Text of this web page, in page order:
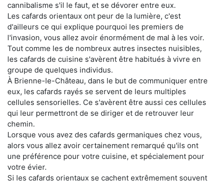
cannibalisme s'il le faut, et se dévorer entre eux.
Les cafards orientaux ont peur de la lumière, c'est
d'ailleurs ce qui explique pourquoi les premiers de
l'invasion, vous allez avoir énormément de mal à les voir.
Tout comme les de nombreux autres insectes nuisibles,
les cafards de cuisine s'avèrent être habitués à vivre en
groupe de quelques individus.
À Brienne-le-Château, dans le but de communiquer entre
eux, les cafards rayés se servent de leurs multiples
cellules sensorielles. Ce s'avèrent être aussi ces cellules
qui leur permettront de se diriger et de retrouver leur
chemin.
Lorsque vous avez des cafards germaniques chez vous,
alors vous allez avoir certainement remarqué qu'ils ont
une préférence pour votre cuisine, et spécialement pour
votre évier.
Si les cafards orientaux se cachent extrêmement souvent